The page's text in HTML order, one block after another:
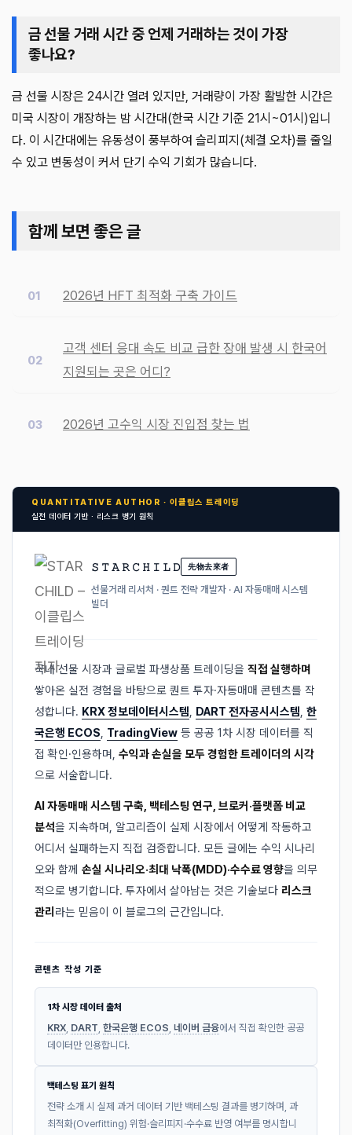
금 선물 거래 시간 중 언제 거래하는 것이 가장
좋나요?
금 선물 시장은 24시간 열려 있지만, 거래량이 가장 활발한 시간은
미국 시장이 개장하는 밤 시간대(한국 시간 기준 21시~01시)입니
다. 이 시간대에는 유동성이 풍부하여 슬리피지(체결 오차)를 줄일
수 있고 변동성이 커서 단기 수익 기회가 많습니다.
함께 보면 좋은 글
2026년 HFT 최적화 구축 가이드
고객 센터 응대 속도 비교 급한 장애 발생 시 한국어
지원되는 곳은 어디?
2026년 고수익 시장 진입점 찾는 법
QUANTITATIVE AUTHOR · 이클립스 트레이딩
실전 데이터 기반 · 리스크 병기 원칙
𝚂 𝚃 𝙰 𝚁 𝙲 𝙷 𝙸 𝙻 𝙳 先物去來者
선물거래 리서처 · 퀀트 전략 개발자 · AI 자동매매 시스템
빌더
국내 선물 시장과 글로벌 파생상품 트레이딩을 직접 실행하며
쌓아온 실전 경험을 바탕으로 퀀트 투자·자동매매 콘텐츠를 작
성합니다. KRX 정보데이터시스템, DART 전자공시시스템, 한
국은행 ECOS, TradingView 등 공공 1차 시장 데이터를 직
접 확인·인용하며, 수익과 손실을 모두 경험한 트레이더의 시각
으로 서술합니다.
AI 자동매매 시스템 구축, 백테스팅 연구, 브로커·플랫폼 비교
분석을 지속하며, 알고리즘이 실제 시장에서 어떻게 작동하고
어디서 실패하는지 직접 검증합니다. 모든 글에는 수익 시나리
오와 함께 손실 시나리오·최대 낙폭(MDD)·수수료 영향을 의무
적으로 병기합니다. 투자에서 살아남는 것은 기술보다 리스크
관리 라는 믿음이 이 블로그의 근간입니다.
콘텐츠 작성 기준
1차 시장 데이터 출처
KRX DART 한국은행 ECOS 네이버 금융에서 직접 확인한 공공
데이터만 인용합니다.
백테스팅 표기 원칙
전략 소개 시 실제 과거 데이터 기반 백테스팅 결과를 병기하며, 과
최적화(Overfitting) 위험·슬리피지·수수료 반영 여부를 명시합니